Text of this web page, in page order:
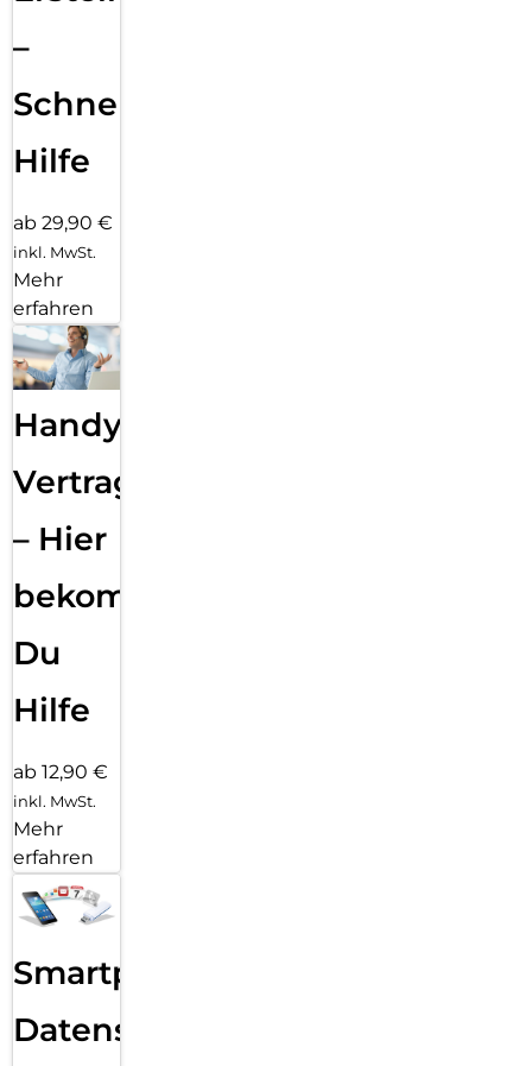
–
Schnelle
Hilfe
ab 29,90 €
inkl. MwSt.
Mehr
erfahren
Handy
Vertragsabwicklung
– Hier
bekommst
Du
Hilfe
ab 12,90 €
inkl. MwSt.
Mehr
erfahren
Smartphone
Datensicherung